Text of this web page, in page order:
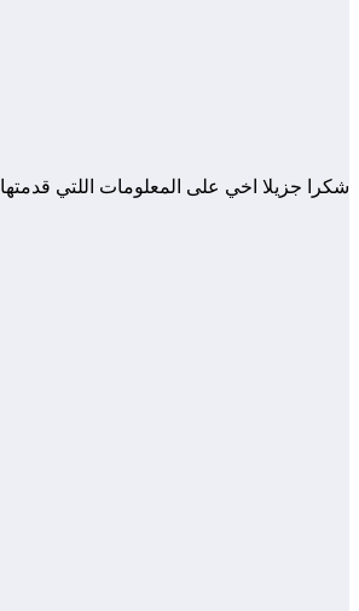
شكرا جزيلا اخي على المعلومات اللتي قدمتها